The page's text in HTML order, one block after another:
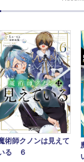
術師クノンは見えて
る ６